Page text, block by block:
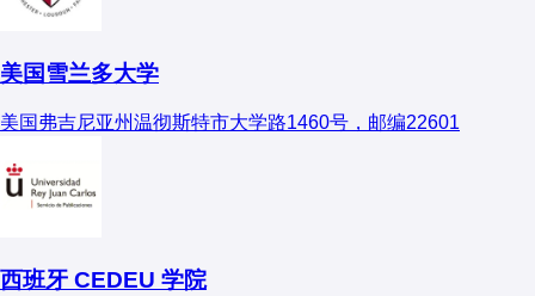
美国雪兰多大学
美国弗吉尼亚州温彻斯特市大学路1460号，邮编22601
西班牙 CEDEU 学院